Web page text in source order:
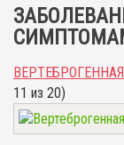
11 из 20)